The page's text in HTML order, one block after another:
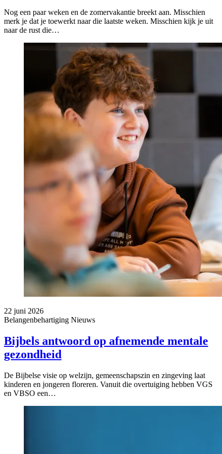
Nog een paar weken en de zomervakantie breekt aan. Misschien
merk je dat je toewerkt naar die laatste weken. Misschien kijk je uit
naar de rust die…
22 juni 2026
Belangenbehartiging Nieuws
Bijbels antwoord op afnemende mentale
gezondheid
De Bijbelse visie op welzijn, gemeenschapszin en zingeving laat
kinderen en jongeren floreren. Vanuit die overtuiging hebben VGS
en VBSO een…